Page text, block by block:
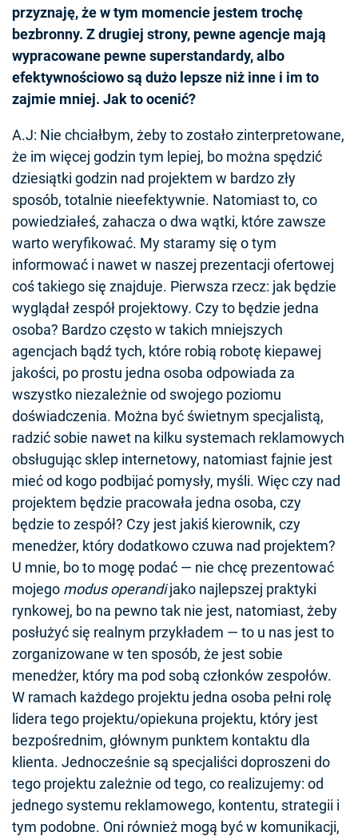
przyznaję, że w tym momencie jestem trochę
bezbronny. Z drugiej strony, pewne agencje mają
wypracowane pewne superstandardy, albo
efektywnościowo są dużo lepsze niż inne i im to
zajmie mniej. Jak to ocenić?
A.J: Nie chciałbym, żeby to zostało zinterpretowane,
że im więcej godzin tym lepiej, bo można spędzić
dziesiątki godzin nad projektem w bardzo zły
sposób, totalnie nieefektywnie. Natomiast to, co
powiedziałeś, zahacza o dwa wątki, które zawsze
warto weryfikować. My staramy się o tym
informować i nawet w naszej prezentacji ofertowej
coś takiego się znajduje. Pierwsza rzecz: jak będzie
wyglądał zespół projektowy. Czy to będzie jedna
osoba? Bardzo często w takich mniejszych
agencjach bądź tych, które robią robotę kiepawej
jakości, po prostu jedna osoba odpowiada za
wszystko niezależnie od swojego poziomu
doświadczenia. Można być świetnym specjalistą,
radzić sobie nawet na kilku systemach reklamowych
obsługując sklep internetowy, natomiast fajnie jest
mieć od kogo podbijać pomysły, myśli. Więc czy nad
projektem będzie pracowała jedna osoba, czy
będzie to zespół? Czy jest jakiś kierownik, czy
menedżer, który dodatkowo czuwa nad projektem?
U mnie, bo to mogę podać — nie chcę prezentować
mojego modus operandijako najlepszej praktyki
rynkowej, bo na pewno tak nie jest, natomiast, żeby
posłużyć się realnym przykładem — to u nas jest to
zorganizowane w ten sposób, że jest sobie
menedżer, który ma pod sobą członków zespołów.
W ramach każdego projektu jedna osoba pełni rolę
lidera tego projektu/opiekuna projektu, który jest
bezpośrednim, głównym punktem kontaktu dla
klienta. Jednocześnie są specjaliści doproszeni do
tego projektu zależnie od tego, co realizujemy: od
jednego systemu reklamowego, kontentu, strategii i
tym podobne. Oni również mogą być w komunikacji,